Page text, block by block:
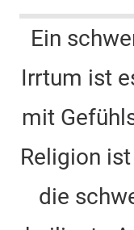
c
e
b
o
o
k
a
gr
a
m
e
st
Ein
Irrtum ist
mit
Religion
die